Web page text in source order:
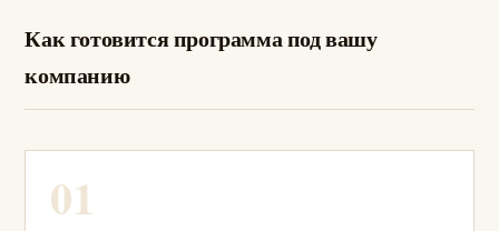
Как готовится программа под вашу
компанию
01